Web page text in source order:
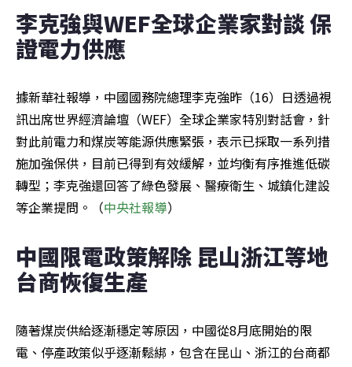
李克強與WEF全球企業家對談 保
證電力供應
據新華社報導，中國國務院總理李克強昨（16）日透過視
訊出席世界經濟論壇（WEF）全球企業家特別對話會，針
對此前電力和煤炭等能源供應緊張，表示已採取一系列措
施加強保供，目前已得到有效緩解，並均衡有序推進低碳
轉型；李克強還回答了綠色發展、醫療衛生、城鎮化建設
等企業提問。（中央社報導）
中國限電政策解除 昆山浙江等地
台商恢復生產
隨著煤炭供給逐漸穩定等原因，中國從8月底開始的限
電、停產政策似乎逐漸鬆綁，包含在昆山、浙江的台商都